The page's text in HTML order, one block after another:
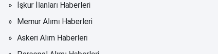
İşkur İlanları Haberleri
Memur Alımı Haberleri
Askeri Alım Haberleri